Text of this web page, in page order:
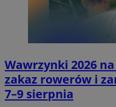
Wawrzynki 2026
zakaz rowerów i
7–9 sierpnia